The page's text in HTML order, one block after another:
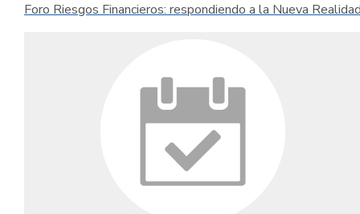
Foro Riesgos Financieros: respondiendo a la Nueva